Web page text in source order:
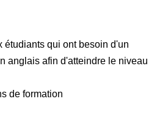
étudiants qui ont besoin d'un
anglais afin d'atteindre le niveau
de formation